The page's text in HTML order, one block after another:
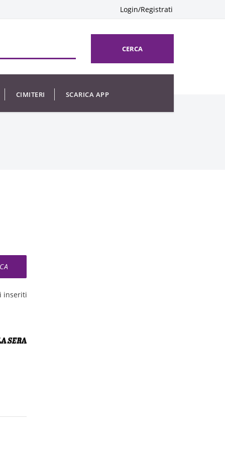
Login/Registrati
CERCA
CIMITERI SCARICA APP
inseriti